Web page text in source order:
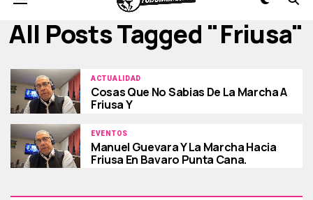
All Posts Tagged "friusa"
ACTUALIDAD
Cosas Que No Sabias De La Marcha A
Friusa Y
EVENTOS
Manuel Guevara Y La Marcha Hacia
Friusa En Bavaro Punta Cana.